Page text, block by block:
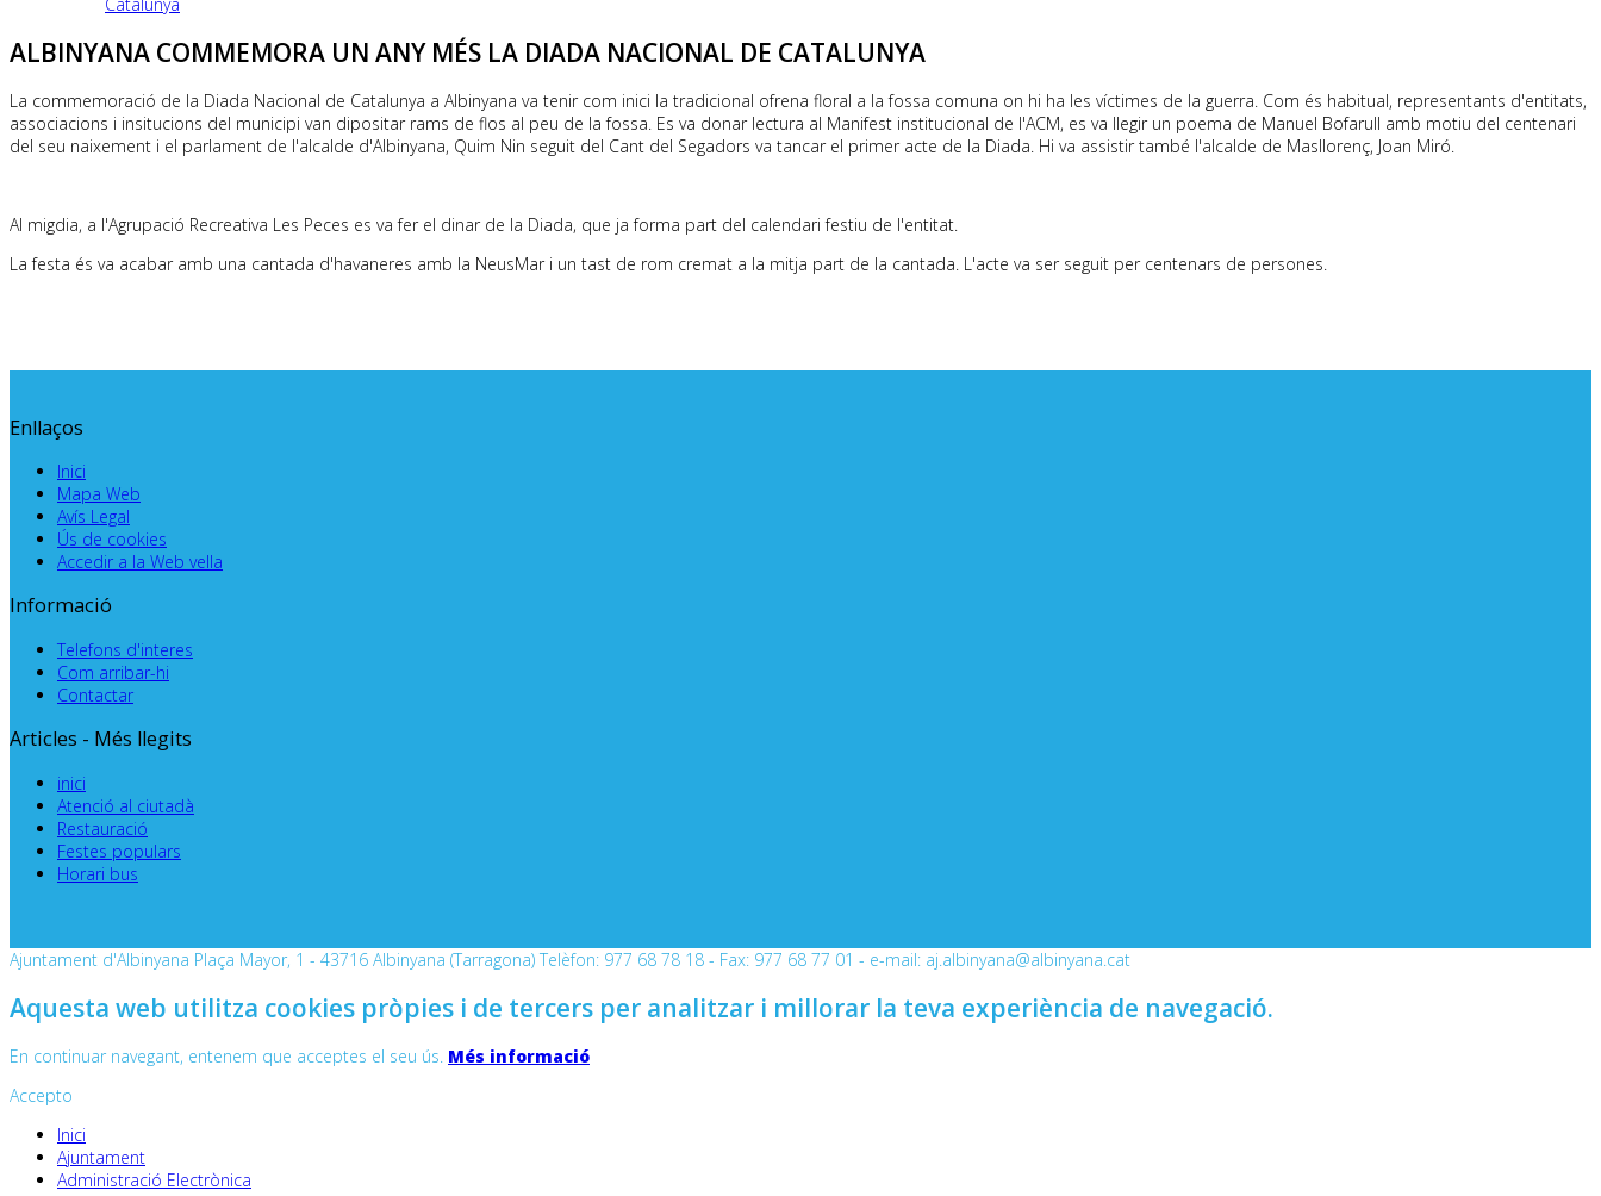
ALBINYANA COMMEMORA UN ANY MÉS LA DIADA NACIONAL DE CATALUNYA
La commemoració de la Diada Nacional de Catalunya a Albinyana va tenir com inici la tradicional ofrena floral a la fossa comuna on hi ha les víctimes de la guerra. Com és habitual, representants d'entitats,
associacions i insitucions del municipi van dipositar rams de flos al peu de la fossa. Es va donar lectura al Manifest institucional de l'ACM, es va llegir un poema de Manuel Bofarull amb motiu del centenari
del seu naixement i el parlament de l'alcalde d'Albinyana, Quim Nin seguit del Cant del Segadors va tancar el primer acte de la Diada. Hi va assistir també l'alcalde de Masllorenç, Joan Miró.
Al migdia, a l'Agrupació Recreativa Les Peces es va fer el dinar de la Diada, que ja forma part del calendari festiu de l'entitat.
La festa és va acabar amb una cantada d'havaneres amb la NeusMar i un tast de rom cremat a la mitja part de la cantada. L'acte va ser seguit per centenars de persones.
Enllaços
Inici
Mapa Web
Avís Legal
Ús de cookies
Accedir a la Web vella
Informació
Telefons d'interes
Com arribar-hi
Contactar
Articles - Més llegits
inici
Atenció al ciutadà
Restauració
Festes populars
Horari bus
Ajuntament d'Albinyana Plaça Mayor, 1 - 43716 Albinyana (Tarragona) Telèfon: 977 68 78 18 - Fax: 977 68 77 01 - e-mail: aj.albinyana@albinyana.cat
Aquesta web utilitza cookies pròpies i de tercers per analitzar i millorar la teva experiència de navegació.
En continuar navegant, entenem que acceptes el seu ús. Més informació
Accepto
Inici
Ajuntament
Administració Electrònica